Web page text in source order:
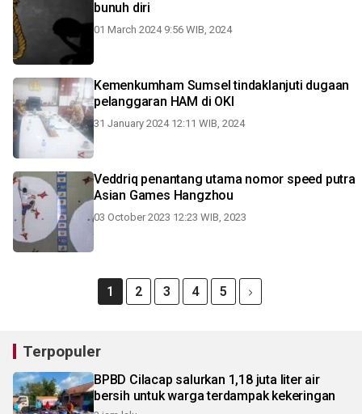
bunuh diri
01 March 2024 9:56 WIB, 2024
Kemenkumham Sumsel tindaklanjuti dugaan
pelanggaran HAM di OKI
31 January 2024 12:11 WIB, 2024
Veddriq penantang utama nomor speed putra
Asian Games Hangzhou
03 October 2023 12:23 WIB, 2023
1 2 3 4 5
Terpopuler
BPBD Cilacap salurkan 1,18 juta liter air
bersih untuk warga terdampak kekeringan